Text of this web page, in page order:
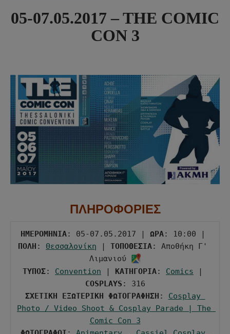
05-07.05.2017 – THE COMIC
CON 3
ΠΛΗΡΟΦΟΡΙΕΣ
ΗΜΕΡΟΜΗΝΙΑ: 05-07.05.2017 | ΩΡΑ
ΠΟΛΗ : Θεσσαλονίκη | ΤΟΠΟΘΕΣΙΑ: Αποθήκη Γ'
Λιμανιού
ΤΥΠΟΣ: Convention | ΚΑΤΗΓΟΡΙΑ: Comics
COSPLAYS
ΣΧΕΤΙΚΗ ΕΞΩΤΕΡΙΚΗ ΦΩΤΟΓΡΑΦΗΣΗ : Cosplay
Photo / Video Shoot & Cosplay Parade | The
Comic Con 3